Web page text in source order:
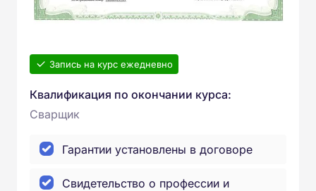
Запись на курс ежедневно
Квалификация по окончании курса:
Сварщик
Гарантии установлены в договоре
Свидетельство о профессии и